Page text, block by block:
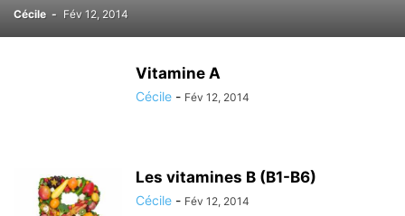
Cécile - Fév 12, 2014
Vitamine A
Cécile - Fév 12, 2014
Les vitamines B (B1-B6)
Cécile - Fév 12, 2014